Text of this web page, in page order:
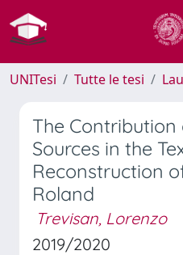
UNITesi Tutte le tesi
The
Sources in the
Reconstruction
Roland
Trevisan, Lorenzo
2019/2020